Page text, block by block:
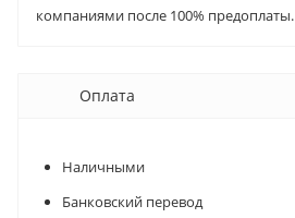
компаниями после 100% предоплаты.
Оплата
Наличными
Банковский перевод